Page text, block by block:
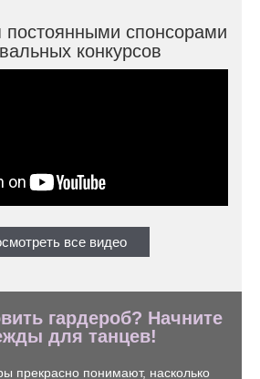
спонсорами
конкурсов
все видео
гардероб? Начните
для танцев!
прекрасно понимают, насколько